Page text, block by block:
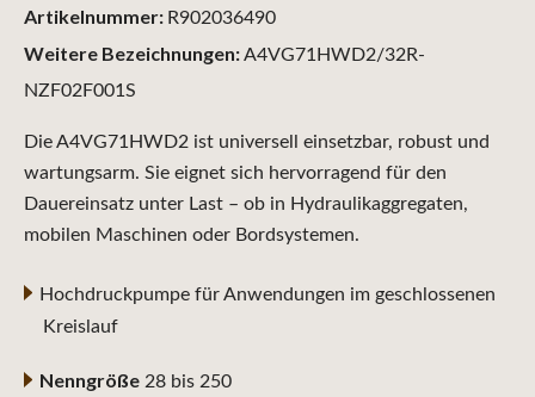
Die A4VG71HWD2 ist universell einsetzbar, robust und
wartungsarm. Sie eignet sich hervorragend für den
Dauereinsatz unter Last – ob in Hydraulikaggregaten,
mobilen Maschinen oder Bordsystemen.
Hochdruckpumpe für Anwendungen im geschlossenen
Kreislauf
Nenngröße 28 bis 250
Weitere Bezeichnungen:A4VG71HWD2/32R-
NZF02F001S
Artikelnummer: R902036490